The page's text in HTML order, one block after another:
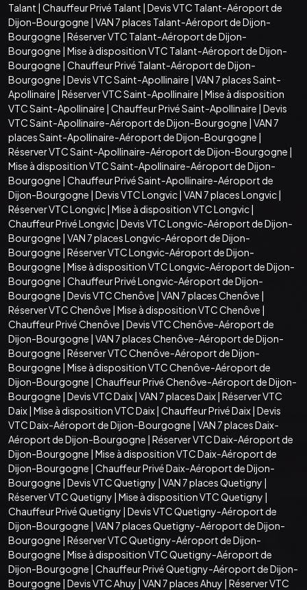
Talant | Chauffeur Privé Talant | Devis VTC Talant-Aéroport de
Dijon-Bourgogne | VAN 7 places Talant-Aéroport de Dijon-
Bourgogne | Réserver VTC Talant-Aéroport de Dijon-
Bourgogne | Mise à disposition VTC Talant-Aéroport de Dijon-
Bourgogne | Chauffeur Privé Talant-Aéroport de Dijon-
Bourgogne | Devis VTC Saint-Apollinaire | VAN 7 places Saint-
Apollinaire | Réserver VTC Saint-Apollinaire | Mise à disposition
VTC Saint-Apollinaire | Chauffeur Privé Saint-Apollinaire | Devis
VTC Saint-Apollinaire-Aéroport de Dijon-Bourgogne | VAN 7
places Saint-Apollinaire-Aéroport de Dijon-Bourgogne |
Réserver VTC Saint-Apollinaire-Aéroport de Dijon-Bourgogne |
Mise à disposition VTC Saint-Apollinaire-Aéroport de Dijon-
Bourgogne | Chauffeur Privé Saint-Apollinaire-Aéroport de
Dijon-Bourgogne | Devis VTC Longvic| VAN 7 places Longvic|
Réserver VTC Longvic| Mise à disposition VTC Longvic|
Chauffeur Privé Longvic| Devis VTC Longvic-Aéroport de Dijon-
Bourgogne | VAN 7 places Longvic-Aéroport de Dijon-
Bourgogne | Réserver VTC Longvic-Aéroport de Dijon-
Bourgogne | Mise à disposition VTC Longvic-Aéroport de Dijon-
Bourgogne | Chauffeur Privé Longvic-Aéroport de Dijon-
Bourgogne | Devis VTC Chenôve | VAN 7 places Chenôve |
Réserver VTC Chenôve | Mise à disposition VTC Chenôve |
Chauffeur Privé Chenôve | Devis VTC Chenôve-Aéroport de
Dijon-Bourgogne | VAN 7 places Chenôve-Aéroport de Dijon-
Bourgogne | Réserver VTC Chenôve-Aéroport de Dijon-
Bourgogne | Mise à disposition VTC Chenôve-Aéroport de
Dijon-Bourgogne | Chauffeur Privé Chenôve-Aéroport de Dijon-
Bourgogne | Devis VTC Daix| VAN 7 places Daix| Réserver VTC
Daix| Mise à disposition VTC Daix| Chauffeur Privé Daix| Devis
VTC Daix-Aéroport de Dijon-Bourgogne | VAN 7 places Daix-
Aéroport de Dijon-Bourgogne | Réserver VTC Daix-Aéroport de
Dijon-Bourgogne | Mise à disposition VTC Daix-Aéroport de
Dijon-Bourgogne | Chauffeur Privé Daix-Aéroport de Dijon-
Bourgogne | Devis VTC Quetigny | VAN 7 places Quetigny |
Réserver VTC Quetigny | Mise à disposition VTC Quetigny |
Chauffeur Privé Quetigny | Devis VTC Quetigny-Aéroport de
Dijon-Bourgogne | VAN 7 places Quetigny-Aéroport de Dijon-
Bourgogne | Réserver VTC Quetigny-Aéroport de Dijon-
Bourgogne | Mise à disposition VTC Quetigny-Aéroport de
Dijon-Bourgogne | Chauffeur Privé Quetigny-Aéroport de Dijon-
Bourgogne | Devis VTC Ahuy | VAN 7 places Ahuy | Réserver VTC